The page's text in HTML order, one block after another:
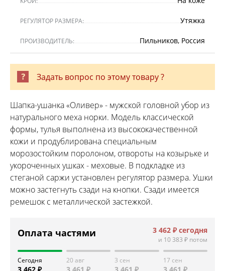
РЕГУЛЯТОР РАЗМЕРА: Утяжка
ПРОИЗВОДИТЕЛЬ: Пильников, Россия
Задать вопрос по этому товару ?
Шапка-ушанка «Оливер» - мужской головной убор из
натурального меха норки. Модель классической
формы, тулья выполнена из высококачественной
кожи и продублирована специальным
морозостойким поролоном, отвороты на козырьке и
укороченных ушках - меховые. В подкладке из
стеганой саржи установлен регулятор размера. Ушки
можно застегнуть сзади на кнопки. Сзади имеется
ремешок с металлической застежкой.
Оплата частями 3 462 ₽ сегодня
и 10 383 ₽ потом
Сегодня
3 462 ₽
20 авг
3 461 ₽
3 сен
3 461 ₽
17 сен
3 461 ₽